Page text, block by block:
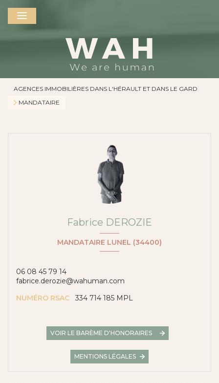
AGENCES IMMOBILIÈRES DANS L'HÉRAULT ET DANS LE GARD
MANDATAIRE
Fabrice DEROZIE
MANDATAIRE LUNEL (34400)
06 08 45 79 14
fabrice.derozie@wahuman.com
NUMÉRO RSAC
334 714 185 MPL
VOIR LE BARÈME D'HONORAIRES
MENTIONS LÉGALES